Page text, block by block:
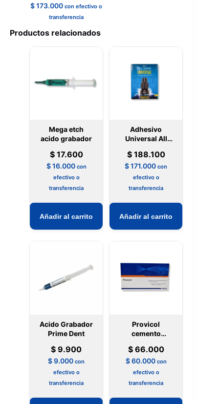
$173.000 con efectivo o
transferencia
Productos relacionados
Mega etch
acido grabador
$17.600
$16.000 con
efectivo o
transferencia
Añadir al carrito
Adhesivo
Universal All
$188.100
$171.000 con
efectivo o
transferencia
Añadir al carrito
Acido Grabador
Prime Dent
$ 9.900
$9.000 con
efectivo o
transferencia
Provicol
cemento
$66.000
$60.000 con
efectivo o
transferencia